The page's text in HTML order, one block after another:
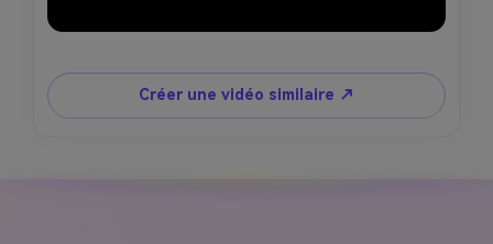
Créer une vidéo similaire ↗